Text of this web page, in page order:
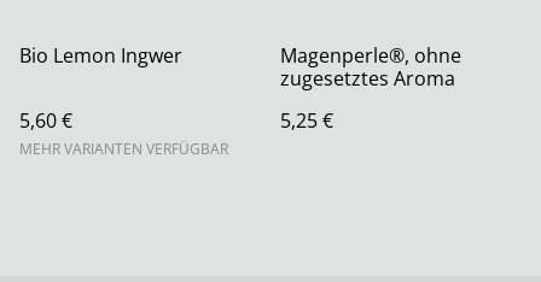
Bio Lemon Ingwer
5,60 €
MEHR VARIANTEN VERFÜGBAR
Magenperle®, ohne
zugesetztes Aroma
5,25 €